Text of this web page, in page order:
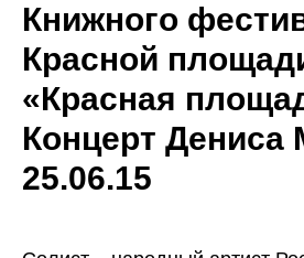
Книжного
Красной
«Красная
Концерт Дениса
25.06.15